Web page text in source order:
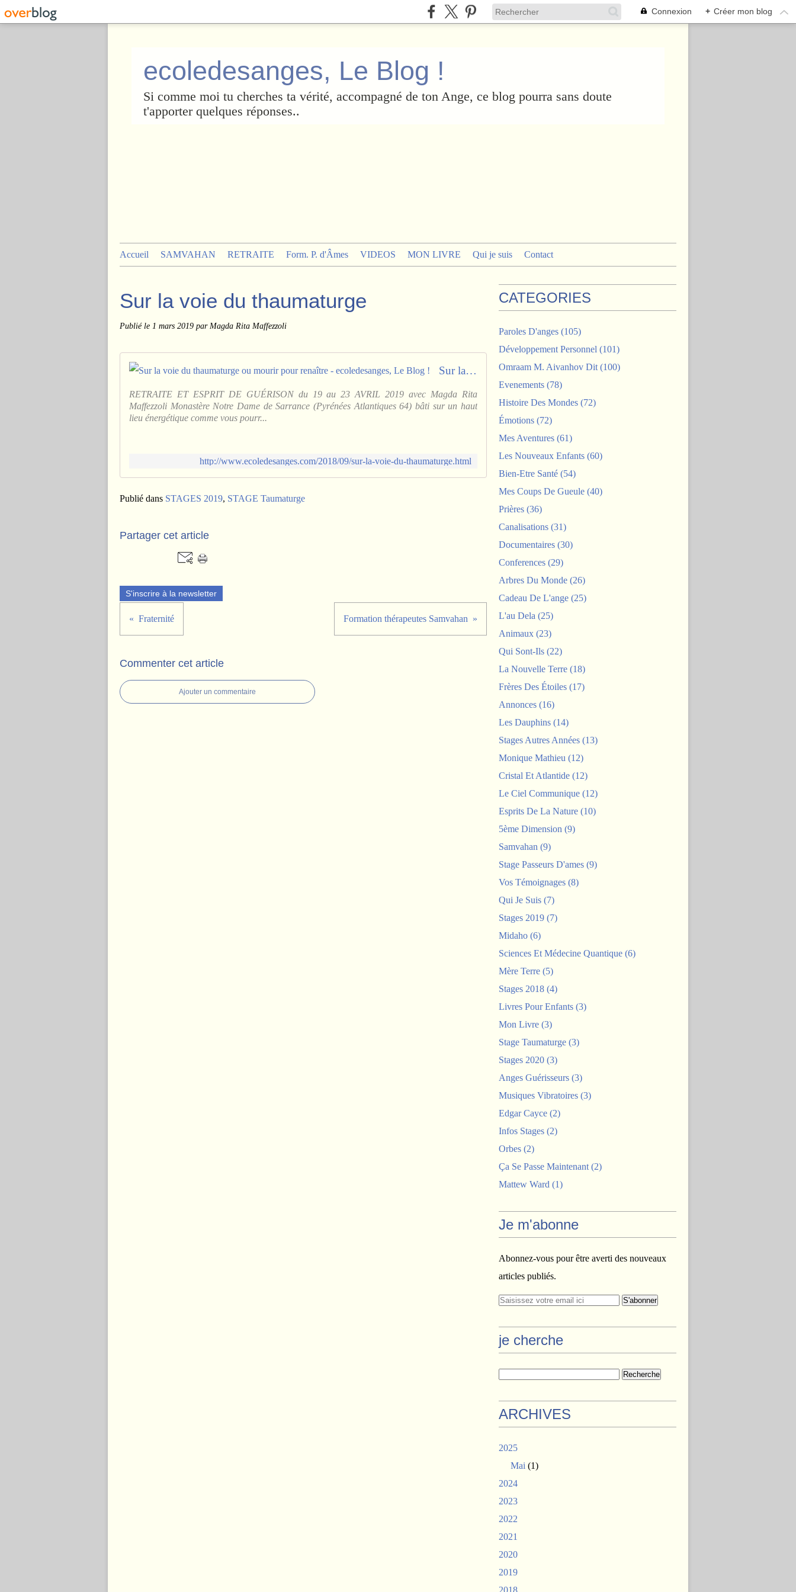
Connexion + Créer mon blog
ecoledesanges, Le Blog !
Si comme moi tu cherches ta vérité, accompagné de ton Ange, ce blog pourra sans doute
t'apporter quelques réponses..
Accueil SAMVAHAN RETRAITE Form. P. d'Âmes VIDEOS MON LIVRE Qui je suis Contact
Sur la voie du thaumaturge
Publié le 1 mars 2019 par Magda Rita Maffezzoli
Sur la voie du thaumaturge ou mourir pour renaître - ecoledesanges, Le Blog !
RETRAITE ET ESPRIT DE GUÉRISON du 19 au 23 AVRIL 2019 avec Magda Rita
Maffezzoli Monastère Notre Dame de Sarrance (Pyrénées Atlantiques 64) bâti sur un haut
lieu énergétique comme vous pourr...
http://www.ecoledesanges.com/2018/09/sur-la-voie-du-thaumaturge.html
Publié dans STAGES 2019, STAGE Taumaturge
Partager cet article
S'inscrire à la newsletter
Fraternité Formation thérapeutes Samvahan
Commenter cet article
Ajouter un commentaire
CATEGORIES
Paroles D'anges (105)
Développement Personnel (101)
Omraam M. Aivanhov Dit (100)
Evenements (78)
Histoire Des Mondes (72)
Émotions (72)
Mes Aventures (61)
Les Nouveaux Enfants (60)
Bien-Etre Santé (54)
Mes Coups De Gueule (40)
Prières (36)
Canalisations (31)
Documentaires (30)
Conferences (29)
Arbres Du Monde (26)
Cadeau De L'ange (25)
L'au Dela (25)
Animaux (23)
Qui Sont-Ils (22)
La Nouvelle Terre (18)
Frères Des Étoiles (17)
Annonces (16)
Les Dauphins (14)
Stages Autres Années (13)
Monique Mathieu (12)
Cristal Et Atlantide (12)
Le Ciel Communique (12)
Esprits De La Nature (10)
5ème Dimension (9)
Samvahan (9)
Stage Passeurs D'ames (9)
Vos Témoignages (8)
Qui Je Suis (7)
Stages 2019 (7)
Midaho (6)
Sciences Et Médecine Quantique (6)
Mère Terre (5)
Stages 2018 (4)
Livres Pour Enfants (3)
Mon Livre (3)
Stage Taumaturge (3)
Stages 2020 (3)
Anges Guérisseurs (3)
Musiques Vibratoires (3)
Edgar Cayce (2)
Infos Stages (2)
Orbes (2)
Ça Se Passe Maintenant (2)
Mattew Ward (1)
Je m'abonne
Abonnez-vous pour être averti des nouveaux
articles publiés.
je cherche
ARCHIVES
2025
Mai (1)
2024
2023
2022
2021
2020
2019
2018